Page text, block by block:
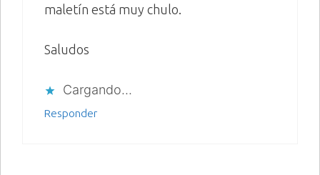
maletín está muy chulo.
Saludos
Cargando...
Responder